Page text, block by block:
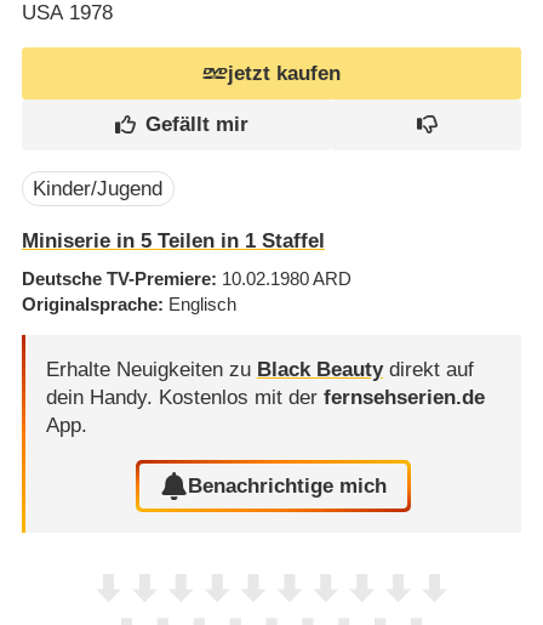
USA1978
jetzt kaufen
Kinder/Jugend
Miniserie in 5 Teilen in 1 Staffel
Deutsche TV-Premiere 10.02.1980ARD
Originalsprache Englisch
Erhalte Neuigkeiten zu Black Beautydirekt auf
dein Handy. Kostenlos mit der fernsehserien.de
App.
Benachrichtige mich